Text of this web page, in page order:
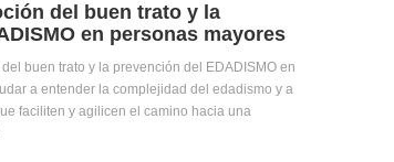
del buen trato y la
en personas mayores
buen trato y la prevención del EDADISMO en
a entender la complejidad del edadismo y a
faciliten y agilicen el camino hacia una